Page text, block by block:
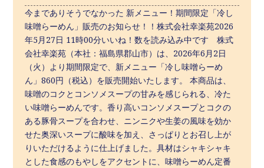
今までありそうでなかった 新メニュー！期間限定「冷し
味噌らーめん」販売のお知らせ！！株式会社幸楽苑2026
年5月27日 11時00分いいね！数を読み込み中です 株式
会社幸楽苑（本社：福島県郡山市）は、2026年6月2日
（火）より期間限定で、新メニュー「冷し味噌らーめ
ん」860円（税込）を販売開始いたします。 本商品は、
味噌のコクとコンソメスープの甘みを感じられる、冷た
い味噌らーめんです。香り高いコンソメスープとコクの
ある豚骨スープを合わせ、ニンニクや生姜の風味を効か
せた奥深いスープに酸味を加え、さっぱりとお召し上が
りいただけるように仕上げました。具材はシャキシャキ
とした食感のもやしをアクセントに、味噌らーめん定番